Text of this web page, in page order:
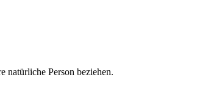
Person beziehen.